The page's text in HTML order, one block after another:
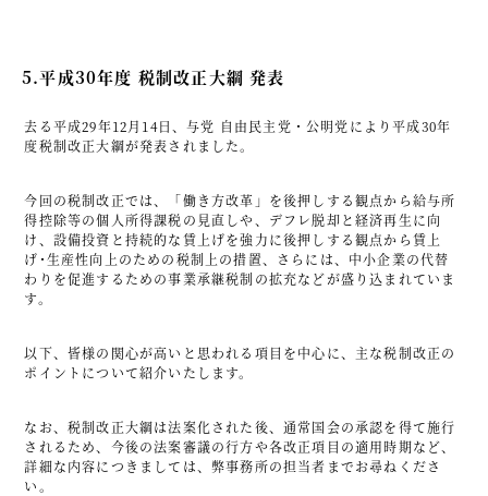
5.平成30年度 税制改正大綱 発表
去る平成29年12月14日、与党 自由民主党・公明党により平成30年
度税制改正大綱が発表されました。
今回の税制改正では、「働き方改革」を後押しする観点から給与所
得控除等の個人所得課税の見直しや、デフレ脱却と経済再生に向
け、設備投資と持続的な賃上げを強力に後押しする観点から賃上
げ･生産性向上のための税制上の措置、さらには、中小企業の代替
わりを促進するための事業承継税制の拡充などが盛り込まれていま
す。
以下、皆様の関心が高いと思われる項目を中心に、主な税制改正の
ポイントについて紹介いたします。
なお、税制改正大綱は法案化された後、通常国会の承認を得て施行
されるため、今後の法案審議の行方や各改正項目の適用時期など、
詳細な内容につきましては、弊事務所の担当者までお尋ねくださ
い。